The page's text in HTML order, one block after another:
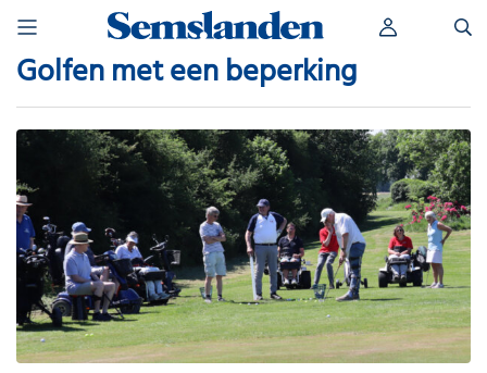
naar:
Golfen met een beperking